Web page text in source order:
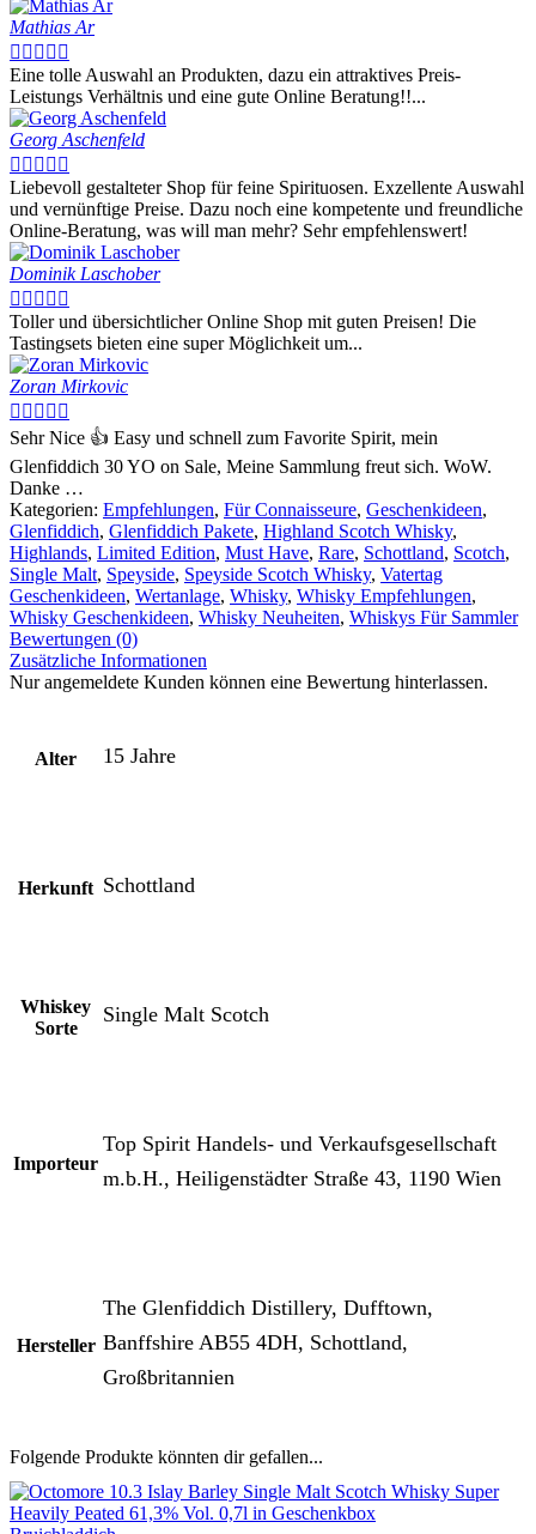
Mathias Ar
    
Eine tolle Auswahl an Produkten, dazu ein attraktives Preis-
Leistungs Verhältnis und eine gute Online Beratung!!...
Georg Aschenfeld
    
Liebevoll gestalteter Shop für feine Spirituosen. Exzellente Auswahl
und vernünftige Preise. Dazu noch eine kompetente und freundliche
Online-Beratung, was will man mehr? Sehr empfehlenswert!
Dominik Laschober
    
Toller und übersichtlicher Online Shop mit guten Preisen! Die
Tastingsets bieten eine super Möglichkeit um...
Zoran Mirkovic
    
Sehr Nice 👍 Easy und schnell zum Favorite Spirit, mein
Glenfiddich 30 YO on Sale, Meine Sammlung freut sich. WoW.
Danke …
Kategorien: Empfehlungen, Für Connaisseure, Geschenkideen,
Glenfiddich, Glenfiddich Pakete, Highland Scotch Whisky,
Highlands, Limited Edition, Must Have, Rare, Schottland, Scotch,
Single Malt, Speyside, Speyside Scotch Whisky, Vatertag
Geschenkideen, Wertanlage, Whisky, Whisky Empfehlungen,
Whisky Geschenkideen, Whisky Neuheiten, Whiskys Für Sammler
Bewertungen (0)
Zusätzliche Informationen
Nur angemeldete Kunden können eine Bewertung hinterlassen.
Alter 15 Jahre
Herkunft Schottland
Whiskey
Sorte
Single Malt Scotch
Importeur
Top Spirit Handels- und Verkaufsgesellschaft
m.b.H., Heiligenstädter Straße 43, 1190 Wien
Hersteller
The Glenfiddich Distillery, Dufftown,
Banffshire AB55 4DH, Schottland,
Großbritannien
Folgende Produkte könnten dir gefallen...